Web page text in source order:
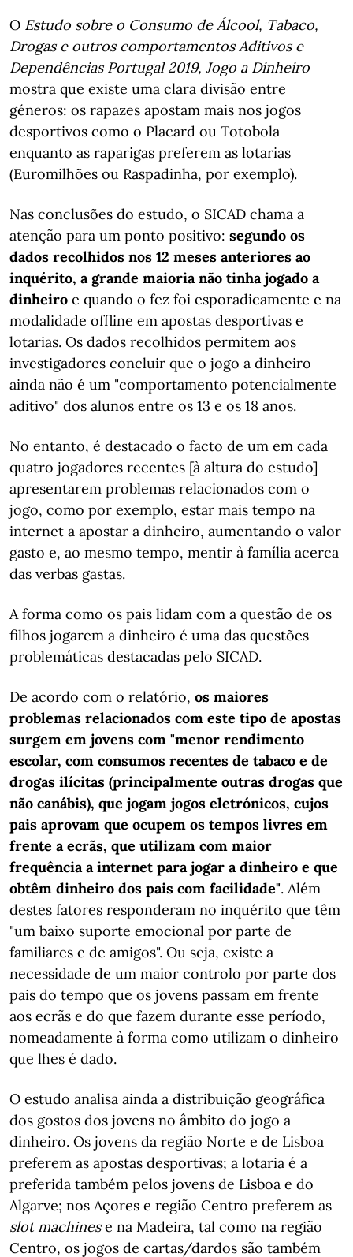
O Estudo sobre o Consumo de Álcool, Tabaco,
Drogas e outros comportamentos Aditivos e
Dependências Portugal 2019, Jogo a Dinheiro
mostra que existe uma clara divisão entre
géneros: os rapazes apostam mais nos jogos
desportivos como o Placard ou Totobola
enquanto as raparigas preferem as lotarias
(Euromilhões ou Raspadinha, por exemplo).
Nas conclusões do estudo, o SICAD chama a
atenção para um ponto positivo: segundo os
dados recolhidos nos 12 meses anteriores ao
inquérito, a grande maioria não tinha jogado a
dinheiro e quando o fez foi esporadicamente e na
modalidade offline em apostas desportivas e
lotarias. Os dados recolhidos permitem aos
investigadores concluir que o jogo a dinheiro
ainda não é um "comportamento potencialmente
aditivo" dos alunos entre os 13 e os 18 anos.
No entanto, é destacado o facto de um em cada
quatro jogadores recentes [à altura do estudo]
apresentarem problemas relacionados com o
jogo, como por exemplo, estar mais tempo na
internet a apostar a dinheiro, aumentando o valor
gasto e, ao mesmo tempo, mentir à família acerca
das verbas gastas.
A forma como os pais lidam com a questão de os
filhos jogarem a dinheiro é uma das questões
problemáticas destacadas pelo SICAD.
De acordo com o relatório, os maiores
problemas relacionados com este tipo de apostas
surgem em jovens com "menor rendimento
escolar, com consumos recentes de tabaco e de
drogas ilícitas (principalmente outras drogas que
não canábis), que jogam jogos eletrónicos, cujos
pais aprovam que ocupem os tempos livres em
frente a ecrãs, que utilizam com maior
frequência a internet para jogar a dinheiro e que
obtêm dinheiro dos pais com facilidade". Além
destes fatores responderam no inquérito que têm
"um baixo suporte emocional por parte de
familiares e de amigos". Ou seja, existe a
necessidade de um maior controlo por parte dos
pais do tempo que os jovens passam em frente
aos ecrãs e do que fazem durante esse período,
nomeadamente à forma como utilizam o dinheiro
que lhes é dado.
O estudo analisa ainda a distribuição geográfica
dos gostos dos jovens no âmbito do jogo a
dinheiro. Os jovens da região Norte e de Lisboa
preferem as apostas desportivas; a lotaria é a
preferida também pelos jovens de Lisboa e do
Algarve; nos Açores e região Centro preferem as
slot machinese na Madeira, tal como na região
Centro, os jogos de cartas/dardos são também